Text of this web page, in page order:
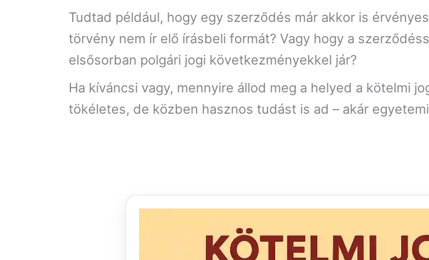
Tudtad például, hogy egy szerződés már akkor is
törvény nem ír elő írásbeli formát? Vagy hogy a
elsősorban polgári jogi következményekkel jár?
Ha kíváncsi vagy, mennyire állod meg a helyed a kötelmi
tökéletes, de közben hasznos tudást is ad – akár